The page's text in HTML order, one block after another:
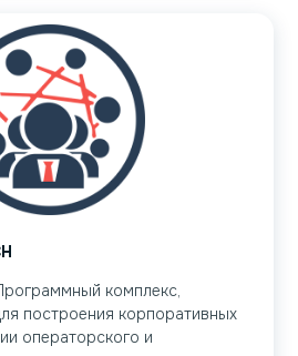
комплекс,
построения корпоративных
операторского и